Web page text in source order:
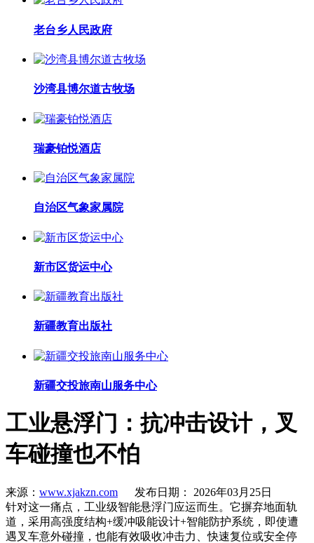
老台乡人民政府
沙湾县博尔道古牧场
瑞豪铂悦酒店
自治区气象家属院
新市区货运中心
新疆教育出版社
新疆交投旅南山服务中心
工业悬浮门：抗冲击设计，叉
车碰撞也不怕
来源： www.xjakzn.com 发布日期： 2026年03月25日
针对这一痛点，工业级智能悬浮门应运而生。它摒弃地面轨
道，采用高强度结构+缓冲吸能设计+智能防护系统，即使遭
遇叉车意外碰撞，也能有效吸收冲击力、快速复位或安全停